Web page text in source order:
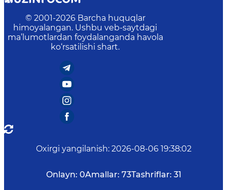
© 2001-2026 Barcha huquqlar
himoyalangan. Ushbu veb-saytdagi
ma’lumotlardan foydalanganda havola
ko‘rsatilishi shart.
Oxirgi yangilanish: 2026-08-06 19:38:02
Onlayn: 0Amallar: 73Tashriflar: 31